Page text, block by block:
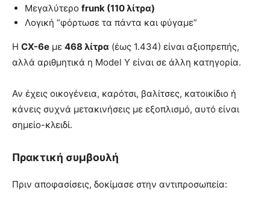
Μεγαλύτερο frunk (110 λίτρα)
Λογική “φόρτωσε τα πάντα και φύγαμε”
Η CX-6e με 468 λίτρα (έως 1.434) είναι αξιοπρεπής,
αλλά αριθμητικά η Model Y είναι σε άλλη κατηγορία.
Αν έχεις οικογένεια, καρότσι, βαλίτσες, κατοικίδιο ή
κάνεις συχνά μετακινήσεις με εξοπλισμό, αυτό είναι
σημείο-κλειδί.
Πρακτική συμβουλή
Πριν αποφασίσεις, δοκίμασε στην αντιπροσωπεία: